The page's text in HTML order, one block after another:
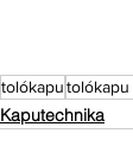
tolókaputolókapu
Kaputechnika